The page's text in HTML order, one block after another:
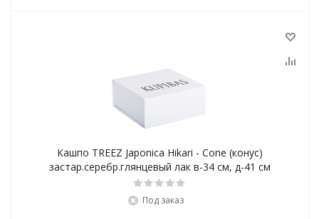
Кашпо TREEZ Japonica Hikari - Cone (конус)
застар.серебр.глянцевый лак в-34 см, д-41 см
Под заказ